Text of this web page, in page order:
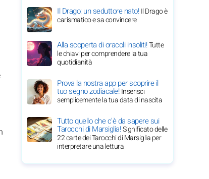
Il Drago: un seduttore nato!Il Drago è
carismatico e sa convincere
Alla scoperta di oracoli insoliti!Tutte
le chiavi per comprendere la tua
quotidianità
Prova la nostra app per scoprire il
tuo segno zodiacale!Inserisci
semplicemente la tua data di nascita
Tutto quello che c'è da sapere sui
Tarocchi di Marsiglia!Significato delle
22 carte dei Tarocchi di Marsiglia per
interpretare una lettura